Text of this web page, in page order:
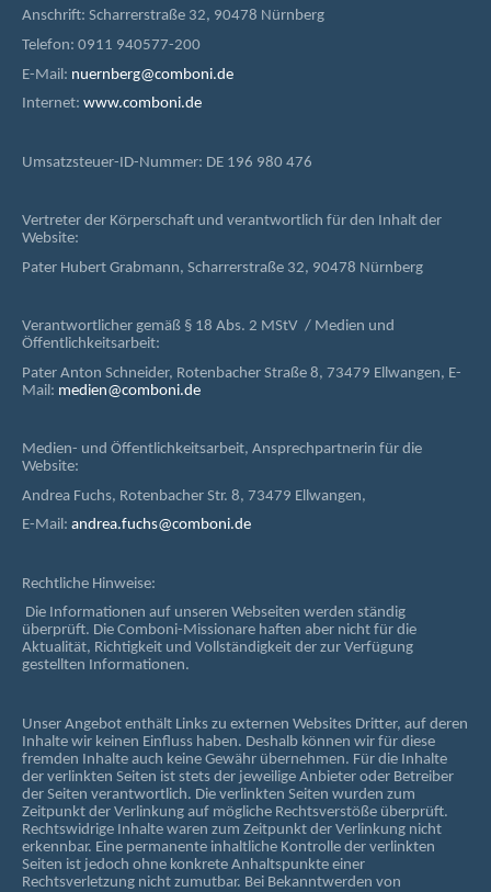
Anschrift: Scharrerstraße 32, 90478 Nürnberg
Telefon: 0911 940577-200
E-Mail: nuernberg@comboni.de
Internet: www.comboni.de
Umsatzsteuer-ID-Nummer: DE 196 980 476
Vertreter der Körperschaft und verantwortlich für den Inhalt der
Website:
Pater Hubert Grabmann, Scharrerstraße 32, 90478 Nürnberg
Verantwortlicher gemäß § 18 Abs. 2 MStV / Medien und
Öffentlichkeitsarbeit:
Pater Anton Schneider, Rotenbacher Straße 8, 73479 Ellwangen, E-
Mail: medien@comboni.de
Medien- und Öffentlichkeitsarbeit, Ansprechpartnerin für die
Website:
Andrea Fuchs, Rotenbacher Str. 8, 73479 Ellwangen,
E-Mail: andrea.fuchs@comboni.de
Rechtliche Hinweise:
Die Informationen auf unseren Webseiten werden ständig
überprüft. Die Comboni-Missionare haften aber nicht für die
Aktualität, Richtigkeit und Vollständigkeit der zur Verfügung
gestellten Informationen.
Unser Angebot enthält Links zu externen Websites Dritter, auf deren
Inhalte wir keinen Einfluss haben. Deshalb können wir für diese
fremden Inhalte auch keine Gewähr übernehmen. Für die Inhalte
der verlinkten Seiten ist stets der jeweilige Anbieter oder Betreiber
der Seiten verantwortlich. Die verlinkten Seiten wurden zum
Zeitpunkt der Verlinkung auf mögliche Rechtsverstöße überprüft.
Rechtswidrige Inhalte waren zum Zeitpunkt der Verlinkung nicht
erkennbar. Eine permanente inhaltliche Kontrolle der verlinkten
Seiten ist jedoch ohne konkrete Anhaltspunkte einer
Rechtsverletzung nicht zumutbar. Bei Bekanntwerden von